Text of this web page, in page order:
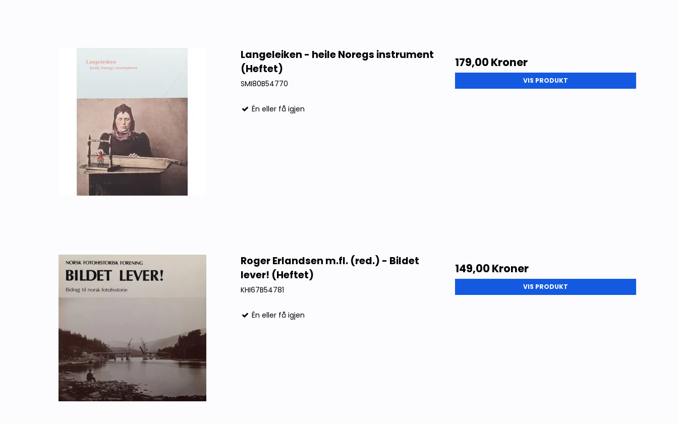
Langeleiken - heile Noregs instrument
(Heftet)
SMI80B54770
Én eller få igjen
179,00 Kroner
VIS PRODUKT
Roger Erlandsen m.fl. (red.) - Bildet
lever! (Heftet)
KHI67B54781
Én eller få igjen
149,00 Kroner
VIS PRODUKT